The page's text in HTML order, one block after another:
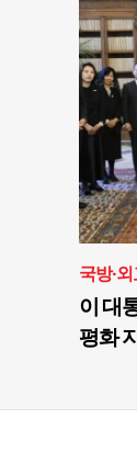
국방·외
이 대
평화